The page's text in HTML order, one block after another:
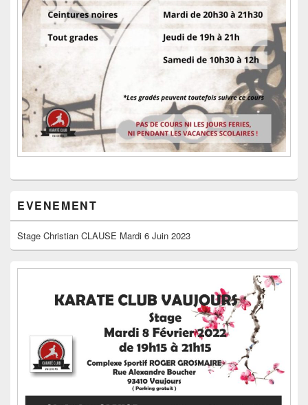
EVENEMENT
Stage Christian CLAUSE Mardi 6 Juin 2023